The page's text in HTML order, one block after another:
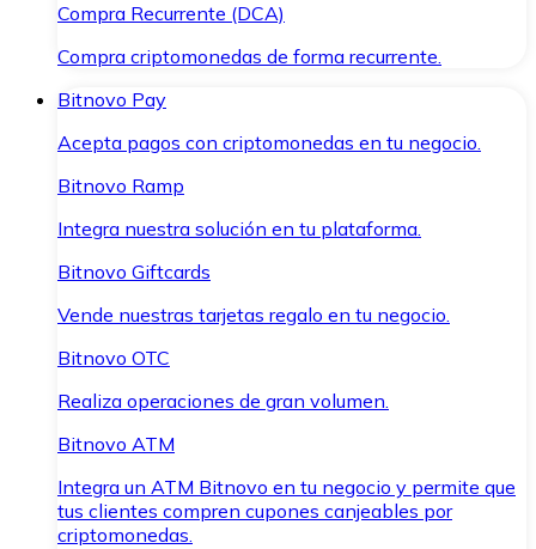
Compra Recurrente (DCA)
Compra criptomonedas de forma recurrente.
Bitnovo Pay
Acepta pagos con criptomonedas en tu negocio.
Bitnovo Ramp
Integra nuestra solución en tu plataforma.
Bitnovo Giftcards
Vende nuestras tarjetas regalo en tu negocio.
Bitnovo OTC
Realiza operaciones de gran volumen.
Bitnovo ATM
Integra un ATM Bitnovo en tu negocio y permite que
tus clientes compren cupones canjeables por
criptomonedas.